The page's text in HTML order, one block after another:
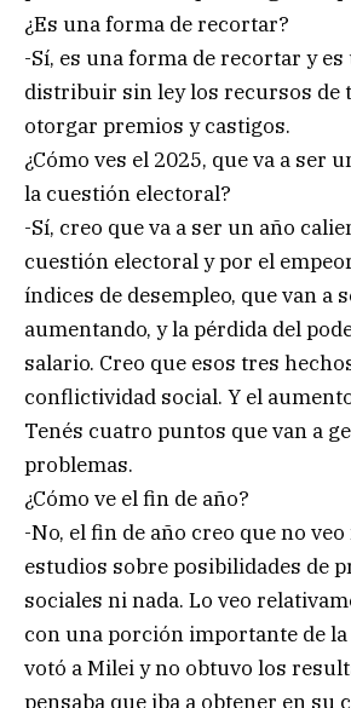
¿Es una forma de recortar?
-Sí, es una forma de recortar y
distribuir sin ley los recursos de
otorgar premios y castigos.
¿Cómo ves el 2025, que va a ser
la cuestión electoral?
-Sí, creo que va a ser un año
cuestión electoral y por el
índices de desempleo, que van a
aumentando, y la pérdida del
salario. Creo que esos tres
conflictividad social. Y el
Tenés cuatro puntos que van a
problemas.
¿Cómo ve el fin de año?
-No, el fin de año creo que no
estudios sobre posibilidades de
sociales ni nada. Lo veo
con una porción importante de la
votó a Milei y no obtuvo los
pensaba que iba a obtener en su